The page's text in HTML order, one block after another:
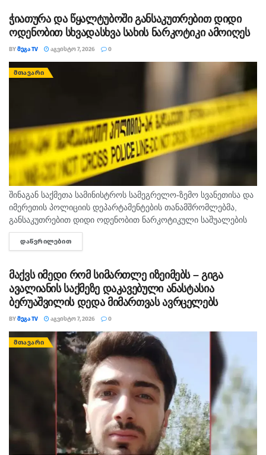
ჭიათურა და წყალტუბოში განსაკუთრებით დიდი
ოდენობით სხვადასხვა სახის ნარკოტიკი ამოიღეს
BYᲛᲔᲒᲐ TV ᲐᲒᲕᲘᲡᲢᲝ 7, 2026 0
ᲛᲗᲐᲕᲐᲠᲘ
შინაგან საქმეთა სამინისტროს სამეგრელო-ზემო სვანეთისა და
იმერეთის პოლიციის დეპარტამენტების თანამშრომლებმა,
განსაკუთრებით დიდი ოდენობით ნარკოტიკული საშუალების
უკანონო შეძენა-შენახვისა და რეალიზაციის ხელშეწყობის,
ასევე ნარკოტიკული ნივთიერების შემცველი მცენარის
ᲓᲐᲬᲕᲠᲘᲚᲔᲑᲘᲗ
მაქვს იმედი რომ სიმართლე იზეიმებს – გიგა
ავალიანის საქმეზე დაკავებული ანასტასია
ბერუაშვილის დედა მიმართვას ავრცელებს
BYᲛᲔᲒᲐ TV ᲐᲒᲕᲘᲡᲢᲝ 7, 2026 0
ᲛᲗᲐᲕᲐᲠᲘ